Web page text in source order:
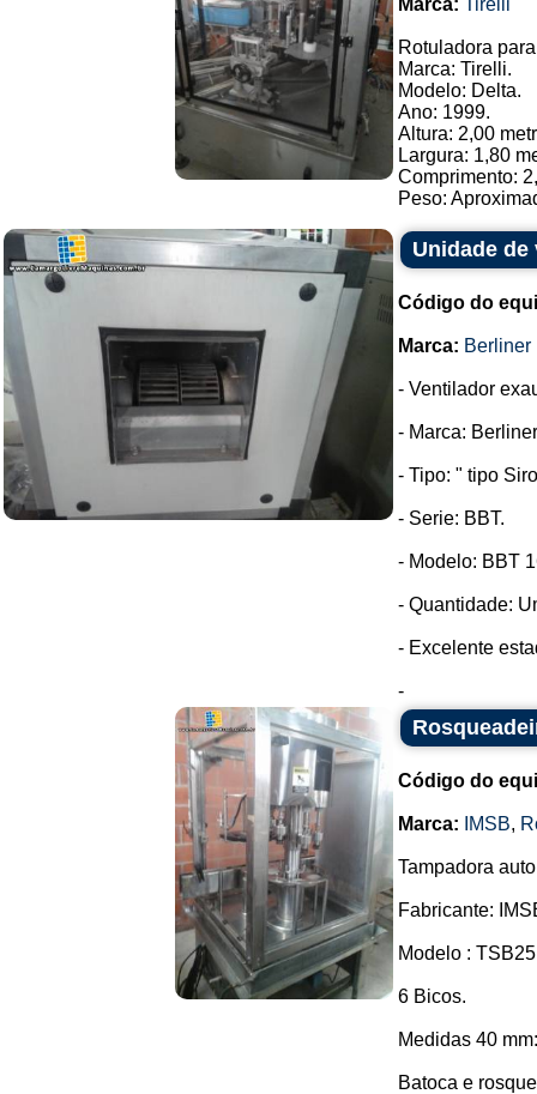
Marca: Tirelli
Rotuladora
Marca: Tirelli.
Modelo: Delta.
Ano: 1999.
Altura: 2,00
Largura: 1,80
Comprimento:
Peso:
Unidade
Código do
Marca: Berliner
- Ventilador
- Marca:
- Tipo: " tipo
- Serie: BBT.
- Modelo: BBT
- Quantidade:
- Excelente
-
Código do
Marca: IMSB,
Tampadora
Fabricante:
Modelo :
6 Bicos.
Medidas 40
Batoca e